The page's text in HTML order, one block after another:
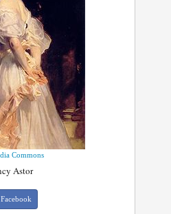
Commons
Astor
Facebook